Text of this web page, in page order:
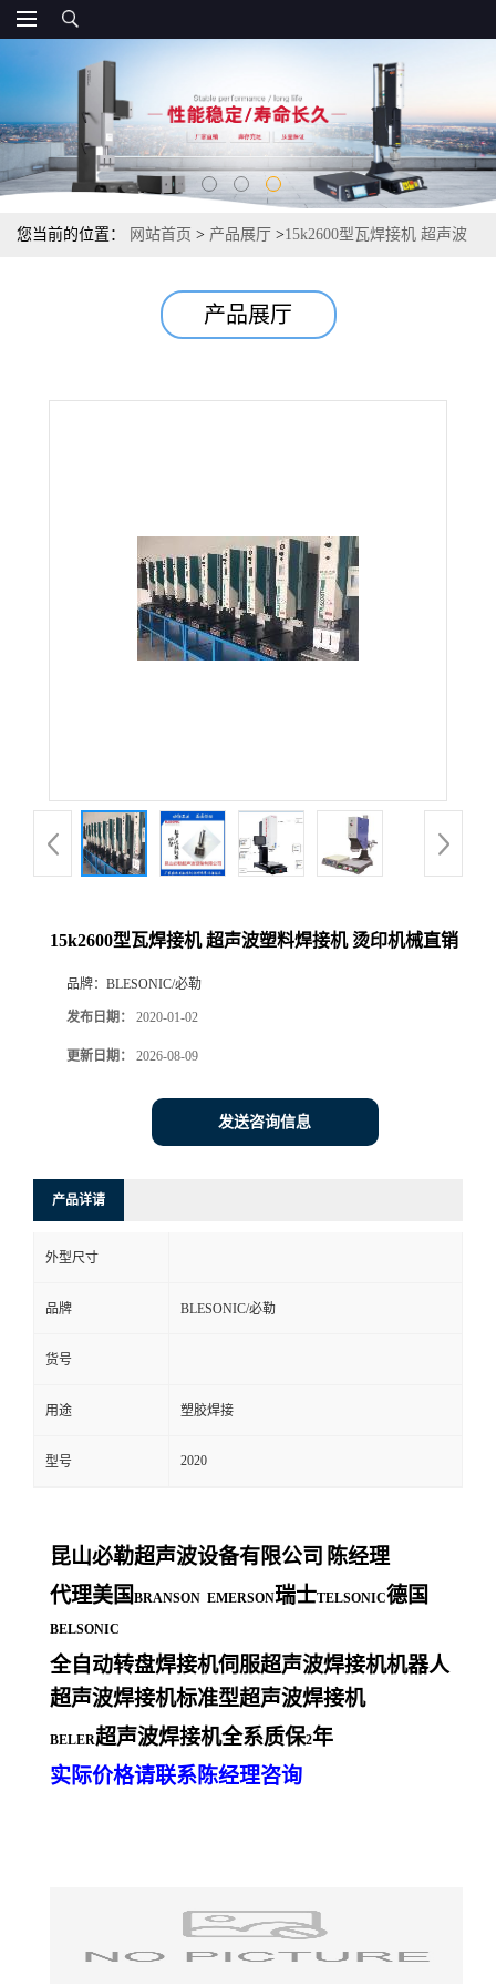
您当前的位置： 网站首页 > 产品展厅 >15k2600型瓦焊接机 超声波
产品展厅
15k2600型瓦焊接机 超声波塑料焊接机 烫印机械直销
品牌： BLESONIC/必勒
发布日期： 2020-01-02
更新日期： 2026-08-09
发送咨询信息
产品详请
外型尺寸
品牌 BLESONIC/必勒
货号
用途 塑胶焊接
型号 2020
昆山必勒超声波设备有限公司 陈经理
代理美国 BRANSON EMERSON瑞士TELSONIC德国
BELSONIC
全自动转盘焊接机伺服超声波焊接机机器人
超声波焊接机标准型超声波焊接机
BELER超声波焊接机全系质保2年
实际价格请联系陈经理咨询